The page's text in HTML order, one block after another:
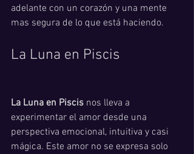
adelante con un corazón y una mente
mas segura de lo que está haciendo.
La Luna en Piscis
La Luna en Piscis nos lleva a
experimentar el amor desde una
perspectiva emocional, intuitiva y casi
mágica. Este amor no se expresa solo